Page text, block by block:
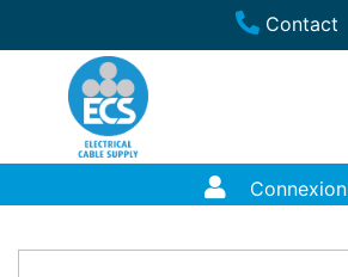
Contact
Connexion